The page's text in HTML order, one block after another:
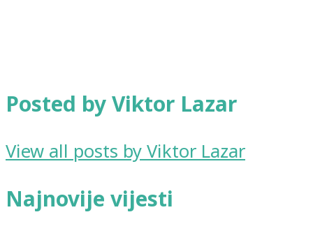
Posted by Viktor Lazar
View all posts by Viktor Lazar
Najnovije vijesti